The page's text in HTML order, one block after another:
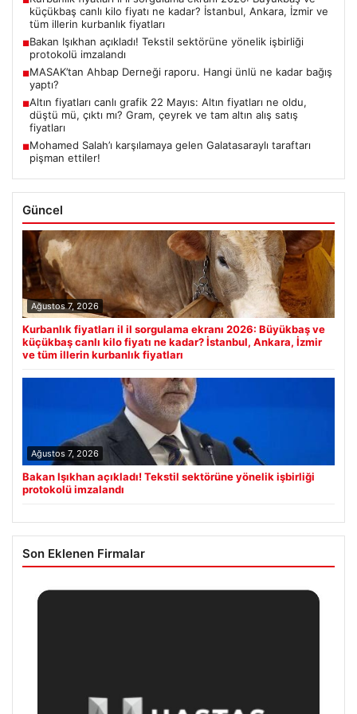
küçükbaş canlı kilo fiyatı ne kadar? İstanbul, Ankara, İzmir ve
tüm illerin kurbanlık fiyatları
■Bakan Işıkhan açıkladı! Tekstil sektörüne yönelik işbirliği
protokolü imzalandı
■MASAK’tan Ahbap Derneği raporu. Hangi ünlü ne kadar bağış
yaptı?
■Altın fiyatları canlı grafik 22 Mayıs: Altın fiyatları ne oldu,
düştü mü, çıktı mı? Gram, çeyrek ve tam altın alış satış
fiyatları
■Mohamed Salah’ı karşılamaya gelen Galatasaraylı taraftarı
pişman ettiler!
Güncel
Ağustos 7, 2026
Kurbanlık fiyatları il il sorgulama ekranı 2026: Büyükbaş ve
küçükbaş canlı kilo fiyatı ne kadar? İstanbul, Ankara, İzmir
ve tüm illerin kurbanlık fiyatları
Ağustos 7, 2026
Bakan Işıkhan açıkladı! Tekstil sektörüne yönelik işbirliği
protokolü imzalandı
Son Eklenen Firmalar